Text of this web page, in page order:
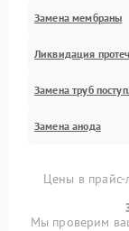
Замена мембраны
Ликвидация
Замена труб
Замена анода
Цены в прайс-
Мы проверим